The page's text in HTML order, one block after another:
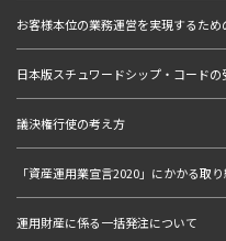
お客様本位の業務運営を実現するため
日本版スチュワードシップ・コードの
議決権行使の考え方
「資産運用業宣言2020」にかかる取
運用財産に係る一括発注について